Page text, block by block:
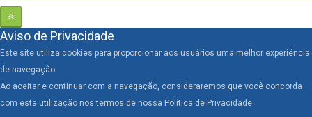
Aviso de Privacidade
Este site utiliza cookies para proporcionar aos usuários uma melhor experiência
de navegação.
Ao aceitar e continuar com a navegação, consideraremos que você concorda
com esta utilização nos termos de nossa Política de Privacidade.